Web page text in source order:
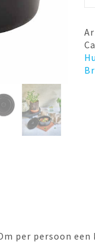
&
per persoon